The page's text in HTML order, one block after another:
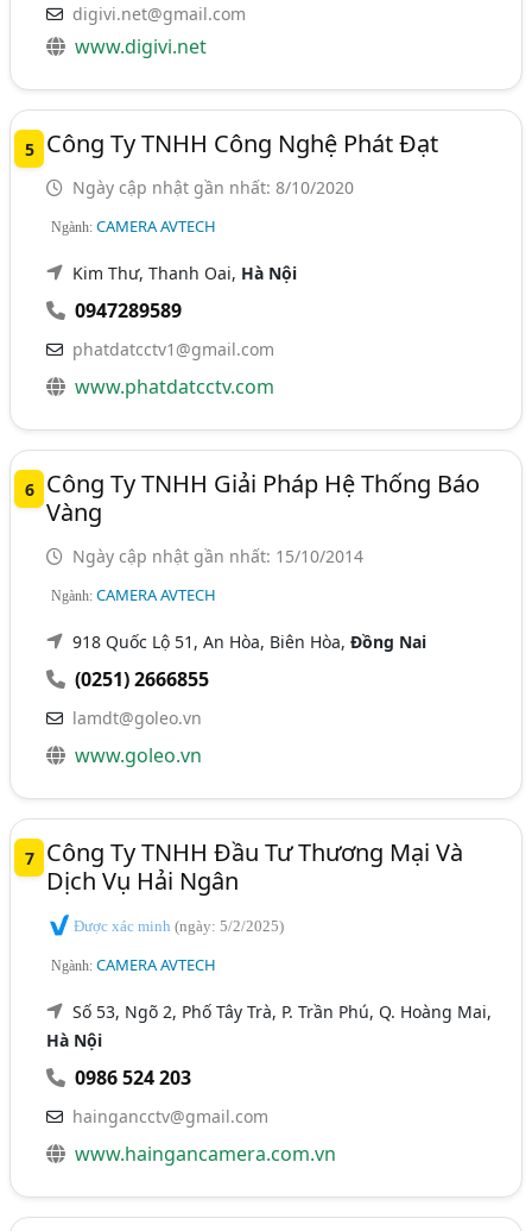
digivi.net@gmail.com
www.digivi.net
5 Công Ty TNHH Công Nghệ Phát Đạt
Ngày cập nhật gần nhất: 8/10/2020
Ngành:CAMERA AVTECH
Kim Thư, Thanh Oai, Hà Nội
0947289589
phatdatcctv1@gmail.com
www.phatdatcctv.com
6
Công Ty TNHH Giải Pháp Hệ Thống Báo
Vàng
Ngày cập nhật gần nhất: 15/10/2014
Ngành:CAMERA AVTECH
918 Quốc Lộ 51, An Hòa, Biên Hòa,Đồng Nai
(0251) 2666855
lamdt@goleo.vn
www.goleo.vn
7
Công Ty TNHH Đầu Tư Thương Mại Và
Dịch Vụ Hải Ngân
Được xác minh(ngày: 5/2/2025)
Ngành:CAMERA AVTECH
Số 53, Ngõ 2, Phố Tây Trà, P. Trần Phú, Q. Hoàng Mai,
Hà Nội
0986 524 203
haingancctv@gmail.com
www.haingancamera.com.vn